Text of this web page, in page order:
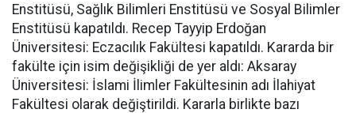
Enstitüsü, Sağlık Bilimleri Enstitüsü ve Sosyal Bilimler
Enstitüsü kapatıldı. Recep Tayyip Erdoğan
Üniversitesi: Eczacılık Fakültesi kapatıldı. Kararda bir
fakülte için isim değişikliği de yer aldı: Aksaray
Üniversitesi: İslami İlimler Fakültesinin adı İlahiyat
Fakültesi olarak değiştirildi. Kararla birlikte bazı